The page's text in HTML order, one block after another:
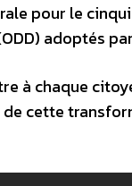
pour le
adoptés
à chaque
cette